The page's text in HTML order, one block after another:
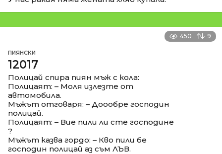
450 9
ПИЯНСКИ
12017
Полицай спира пиян мъж с кола:
Полицаят: – Моля излезте от
автомобила.
Мъжът отговаря: – Доообре господин
полицай.
Полицаят: – Вие пили ли сте господине
?
Мъжът казва гордо: – Кво пили бе
господин полицай аз съм ЛЪВ.